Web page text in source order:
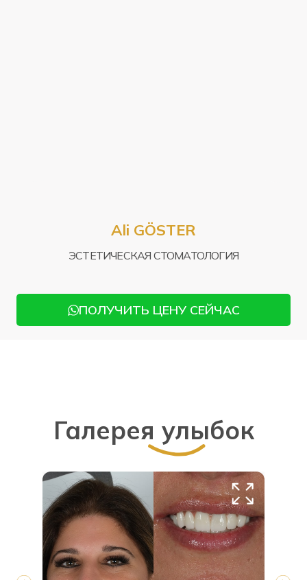
Ali GÖSTER
ЭСТЕТИЧЕСКАЯ СТОМАТОЛОГИЯ
ПОЛУЧИТЬ ЦЕНУ СЕЙЧАС
Галерея улыбок
X